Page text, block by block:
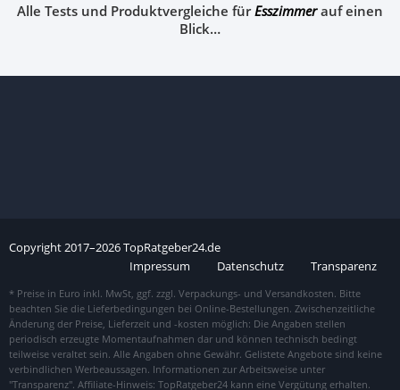
Alle Tests und Produktvergleiche fürEsszimmerauf einen
Blick…
Copyright2017–2026TopRatgeber24.de
Impressum
Datenschutz Transparenz